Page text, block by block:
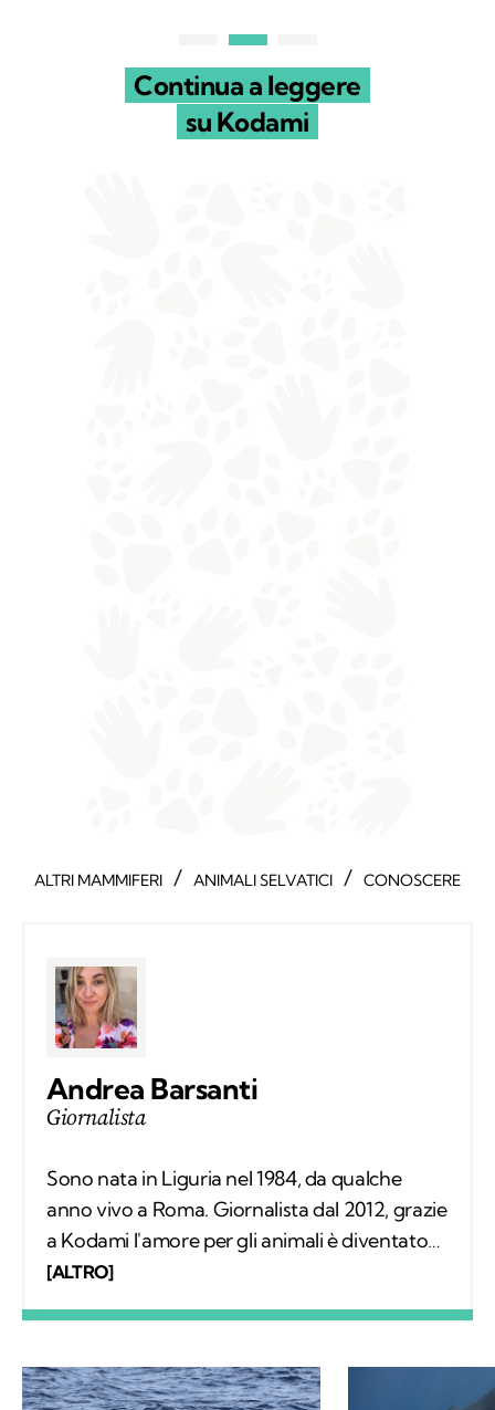
Continua a leggere
su Kodami
ALTRI MAMMIFERI / ANIMALI SELVATICI / CONOSCERE
Andrea Barsanti
Giornalista
Sono nata in Liguria nel 1984, da qualche
anno vivo a Roma. Giornalista dal 2012, grazie
a Kodami l'amore per gli animali è diventato
un lavoro attraverso cui provo a fare la
libero tanti libri, qualche viaggio e una
continua scoperta di ciò che mi circonda.
[ALTRO]